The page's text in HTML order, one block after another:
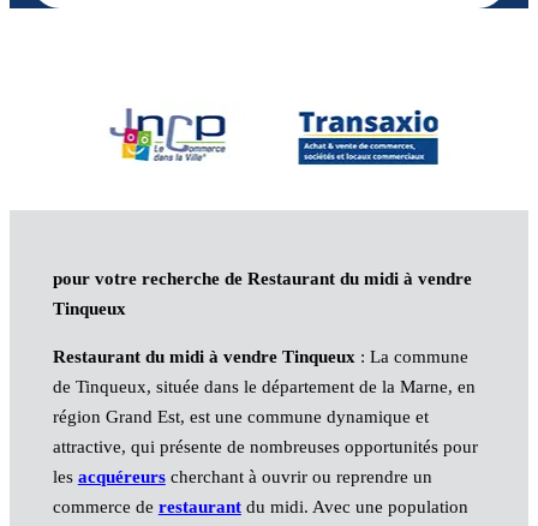
pour votre recherche de Restaurant du midi à vendre
Tinqueux
Restaurant du midi à vendre Tinqueux: La commune
de Tinqueux, située dans le département de la Marne, en
région Grand Est, est une commune dynamique et
attractive, qui présente de nombreuses opportunités pour
les acquéreurscherchant à ouvrir ou reprendre un
commerce de restaurantdu midi. Avec une population